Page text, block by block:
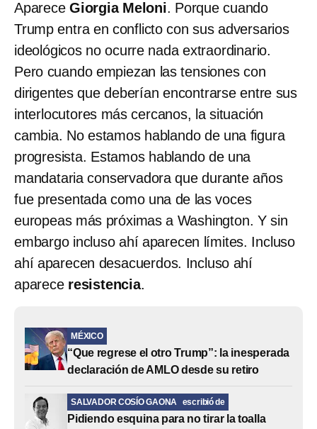
ApareceGiorgia Meloni. Porque cuando
Trump entra en conflicto con sus adversarios
ideológicos no ocurre nada extraordinario.
Pero cuando empiezan las tensiones con
dirigentes que deberían encontrarse entre sus
interlocutores más cercanos, la situación
cambia. No estamos hablando de una figura
progresista. Estamos hablando de una
mandataria conservadora que durante años
fue presentada como una de las voces
europeas más próximas a Washington. Y sin
embargo incluso ahí aparecen límites. Incluso
ahí aparecen desacuerdos. Incluso ahí
aparece resistencia.
MÉXICO
“Que regrese el otro Trump”: la inesperada
declaración de AMLO desde su retiro
SALVADOR COSÍO GAONA escribió de
Pidiendo esquina para no tirar la toalla